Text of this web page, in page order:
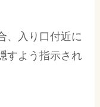
、入り口付近に
すよう指示され